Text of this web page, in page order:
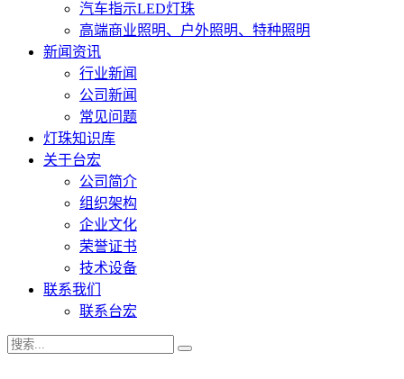
汽车指示LED灯珠
高端商业照明、户外照明、特种照明
新闻资讯
行业新闻
公司新闻
常见问题
灯珠知识库
关于台宏
公司简介
组织架构
企业文化
荣誉证书
技术设备
联系我们
联系台宏